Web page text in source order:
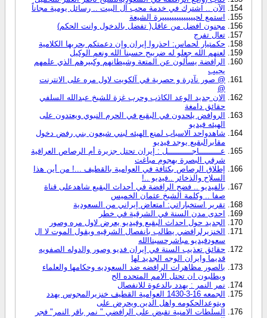
الآن .. اشترك في خدمة محب آل البيت .. رسائل يومية مجاناً
استمع لحييييييييييييييرة الشيعة
مجنون افضل من عاقل( تفضل بالدخول وانت الحكم)
تعال تفرج
حكمتيار لحماس: احذروا إيران وإن دعمتكم بحربها الكلامية
لعنهم الله جعلو له ضرييح حسبنا الله ونعم الوكيل
الرافضة يسألون عن المتعة وشيطانهم وكبيرهم الذي علمهم
يجيب
@ صور نآدرة و حصرية في آلكويت لاول مره على الانترنت
@
الان جديد الوعد الكاذب وحرب غزة للشيخ عبدالله السلفي
حقائق دامغة
الروافض يلحدون في البقيع في الحرم النبوي ويعتدون على
الهيئه فيديو
شاهدواحد الاسباب لمنع الهيئه لبني شيعون بني رفض دخول
مقابرالبقيع يوجد فيديو
عـــــــــاجــــــــــل : إيران تحتل جزيرة أم الرصاص العراقية
شرقي البصرة بهجوم مباغت
إطلاق الرصاص بكثافة في العوامية بالقطيف ...! من أين هذا
السلاح والذخائر ..فيديو ..!
بالفيديو .. فضح الرافضة في أحداث البقيع شاهدعلى قناة
صفا .. وكلمة الشيخ عثمان الخميس
تقرير استخباراتي: امتعاض إيراني من السعودية
احدى مدن السنة في الشرقية في خطر
الجديد حول احداث البقيع وفيديو يعرض لاول مره وصور
الخنزيرلرافضي يطالب بانفصال الشرقيه ويقول الموت لا ال
سعودفيديو مباشرحسبناالله
حقائق تعذيب السنة في إيران فديو وصور والدوله الصفويه
قديما وايران الوجه الجديد لها
بالصور مظاهرات الرافضه ضد السعوديه وحكامها والعلماء
ويطلبون ان تحتل الامم المتحده الح
نمر النمر : يهدد بالدعوة للانفصال
الجمعه 16-3-1430 العوامية القطيف خنزيرالمجوس يهدد
ويتوعدالحكومه واهل الدين ويحرض على
السلطات الامنية تقبض على الرافضي " نمر باقر النمر" فجر